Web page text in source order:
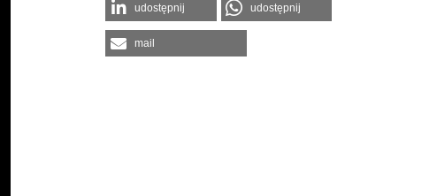
udostępnij udostępnij
mail